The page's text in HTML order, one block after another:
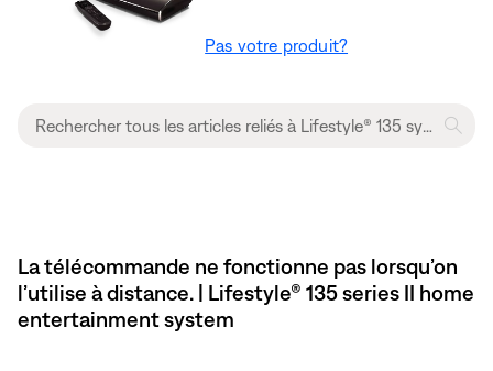
Pas votre produit?
La télécommande ne fonctionne pas lorsqu’on
l’utilise à distance. | Lifestyle® 135 series II home
entertainment system